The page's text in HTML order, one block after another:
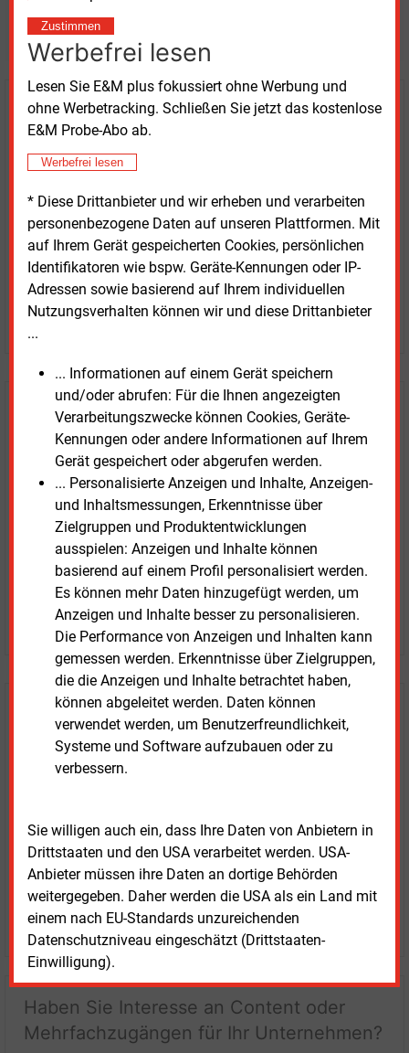
Zustimmen
Werbefrei lesen
Lesen Sie E&M plus fokussiert ohne Werbung und
ohne Werbetracking. Schließen Sie jetzt das kostenlose
E&M Probe-Abo ab.
Werbefrei lesen
* Diese Drittanbieter und wir erheben und verarbeiten
personenbezogene Daten auf unseren Plattformen. Mit
auf Ihrem Gerät gespeicherten Cookies, persönlichen
Identifikatoren wie bspw. Geräte-Kennungen oder IP-
Adressen sowie basierend auf Ihrem individuellen
Nutzungsverhalten können wir und diese Drittanbieter
...
... Informationen auf einem Gerät speichern
und/oder abrufen: Für die Ihnen angezeigten
Verarbeitungszwecke können Cookies, Geräte-
Kennungen oder andere Informationen auf Ihrem
Gerät gespeichert oder abgerufen werden.
... Personalisierte Anzeigen und Inhalte, Anzeigen-
und Inhaltsmessungen, Erkenntnisse über
Zielgruppen und Produktentwicklungen
ausspielen: Anzeigen und Inhalte können
basierend auf einem Profil personalisiert werden.
Es können mehr Daten hinzugefügt werden, um
Anzeigen und Inhalte besser zu personalisieren.
Die Performance von Anzeigen und Inhalten kann
gemessen werden. Erkenntnisse über Zielgruppen,
die die Anzeigen und Inhalte betrachtet haben,
können abgeleitet werden. Daten können
verwendet werden, um Benutzerfreundlichkeit,
Systeme und Software aufzubauen oder zu
verbessern.
Sie willigen auch ein, dass Ihre Daten von Anbietern in
Drittstaaten und den USA verarbeitet werden. USA-
Anbieter müssen ihre Daten an dortige Behörden
weitergegeben. Daher werden die USA als ein Land mit
einem nach EU-Standards unzureichenden
Datenschutzniveau eingeschätzt (Drittstaaten-
Einwilligung).
weitere Nachrichten lesen?
Kaufen Sie den Artikel
erhalten Sie sofort diesen redaktionellen Beitrag für
nur €2.98
JETZT ARTIKEL KAUFEN
Testen SieE&M
kostenlos und
unverbindlich
Zwei Wochen kostenfreier Zugang
Zugang auf stündlich aktualisierte Nachrichten mit
Prognose- und Marktdaten
+ einmal täglich E&M daily
+ zwei Ausgaben der Zeitung E&M
ohne automatische Verlängerung
JETZT KOSTENLOS TESTEN
Login für Kunden
LOGIN
Haben Sie Interesse an Content oder
Mehrfachzugängen für Ihr Unternehmen?